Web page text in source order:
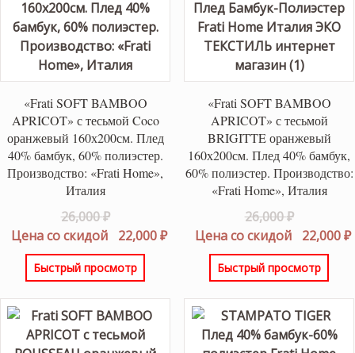
«Frati SOFT BAMBOO
APRICOT» с тесьмой Coco
оранжевый 160х200см. Плед
40% бамбук, 60% полиэстер.
Производство: «Frati Home»,
Италия
26,000₽Первоначальная
цена
составляла
26,000 ₽.
Цена со скидой 22,000₽Текущая
22,000 ₽.
Быстрый просмотр
«Frati SOFT BAMBOO
APRICOT» с тесьмой
BRIGITTE оранжевый
160х200см. Плед 40% бамбук,
60% полиэстер. Производство:
«Frati Home», Италия
26,000₽
цена
26,000 ₽.
Цена со скидой 22,000₽
Быстрый просмотр